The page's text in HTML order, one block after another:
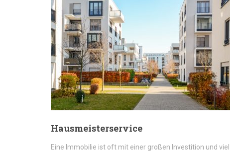
Hausmeisterservice
Eine Immobilie ist oft mit einer großen Investition und viel